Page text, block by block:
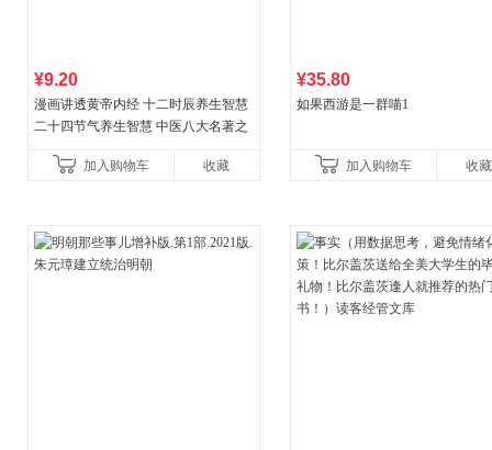
¥9.20
漫画讲透黄帝内经 十二时辰养生智慧
二十四节气养生智慧 中医八大名著之
加入购物车
收藏
¥35.80
如果西游是一群喵1
加入购物车 收藏